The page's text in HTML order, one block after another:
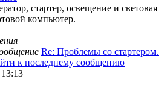
стартер, освещение и световая
компьютер.
Re: Проблемы со стартером.
к последнему сообщению